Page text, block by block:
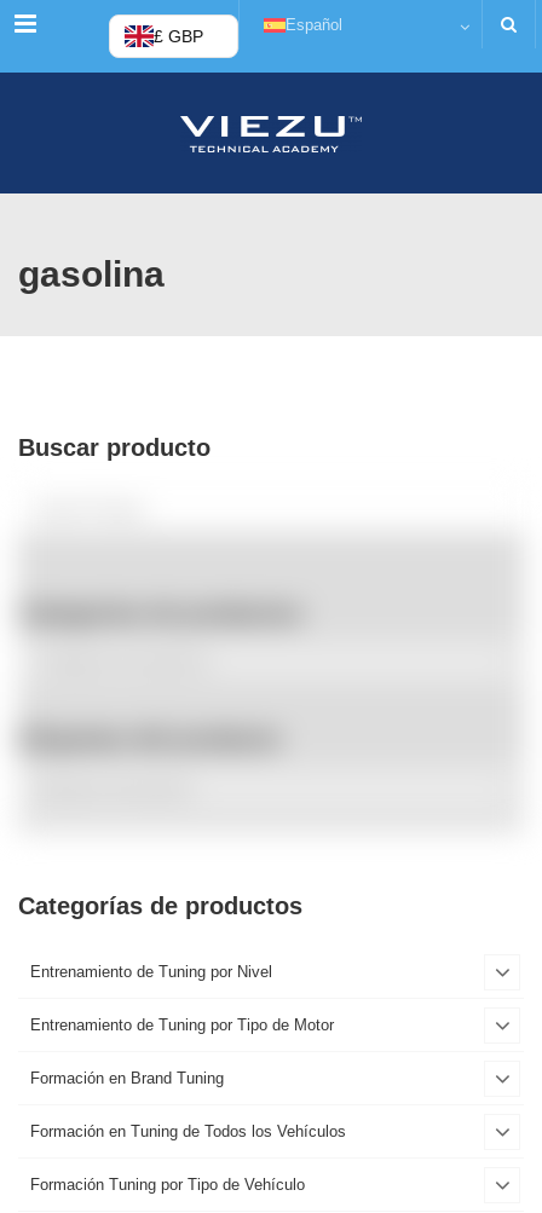
Menú £ GBP
Español
gasolina
Buscar producto
Categorías de productos
Entrenamiento de Tuning por Nivel
Entrenamiento de Tuning por Tipo de Motor
Formación en Brand Tuning
Formación en Tuning de Todos los Vehículos
Formación Tuning por Tipo de Vehículo